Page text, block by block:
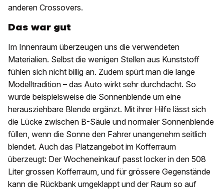
anderen Crossovers.
Das war gut
Im Innenraum überzeugen uns die verwendeten
Materialien. Selbst die wenigen Stellen aus Kunststoff
fühlen sich nicht billig an. Zudem spürt man die lange
Modelltradition – das Auto wirkt sehr durchdacht. So
wurde beispielsweise die Sonnenblende um eine
herausziehbare Blende ergänzt. Mit ihrer Hilfe lässt sich
die Lücke zwischen B-Säule und normaler Sonnenblende
füllen, wenn die Sonne den Fahrer unangenehm seitlich
blendet. Auch das Platzangebot im Kofferraum
überzeugt: Der Wocheneinkauf passt locker in den 508
Liter grossen Kofferraum, und für grössere Gegenstände
kann die Rückbank umgeklappt und der Raum so auf